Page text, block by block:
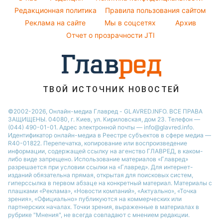
Виталий Козловский
Новости моды
Советы от Андре Тана
Новости Черкассы
Новости Львова
Новости Ровно
Новости Днепра
Новости Запорожья
Новости Тернополя
Новости Одессы
Редакционная политика
Правила пользования сайтом
Реклама на сайте
Мы в соцсетях
Архив
Отчет о прозрачности JTI
ТВОЙ ИСТОЧНИК НОВОСТЕЙ
©2002-2026, Онлайн-медиа Главред - GLAVRED.INFO. ВСЕ ПРАВА
ЗАЩИЩЕНЫ. 04080, г. Киев, ул. Кириловская, дом 23. Телефон —
(044) 490-01-01. Адрес электронной почты — info@glavred.info.
Идентификатор онлайн-медиа в Реестре cубъектов в сфере медиа —
R40-01822. Перепечатка, копирование или воспроизведение
информации, содержащей ссылку на агенство ГЛАВРЕД, в каком-
либо виде запрещено. Использование материалов «Главред»
разрешается при условии ссылки на «Главред». Для интернет-
изданий обязательна прямая, открытая для поисковых систем,
гиперссылка в первом абзаце на конкретный материал. Материалы с
плашками «Реклама», «Новости компаний», «Актуально», «Точка
зрения», «Официально» публикуются на коммерческих или
партнерских началах. Точки зрения, выраженные в материалах в
рубрике "Мнения", не всегда совпадают с мнением редакции.